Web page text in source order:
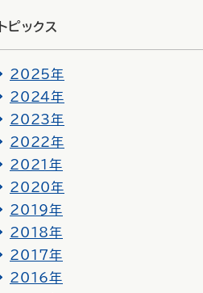
トピックス
2025年
2024年
2023年
2022年
2021年
2020年
2019年
2018年
2017年
2016年